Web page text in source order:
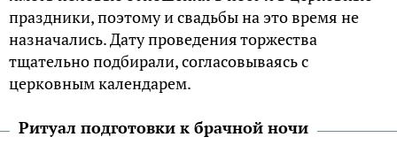
праздники, поэтому и свадьбы на это время не
назначались. Дату проведения торжества
тщательно подбирали, согласовываясь с
церковным календарем.
Ритуал подготовки к брачной ночи